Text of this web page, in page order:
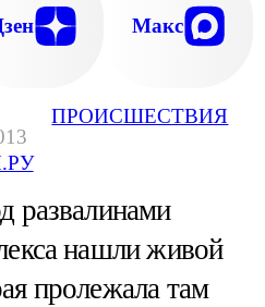
ПРОИСШЕСТВИЯ
Макс
развалинами
нашли живой
пролежала там